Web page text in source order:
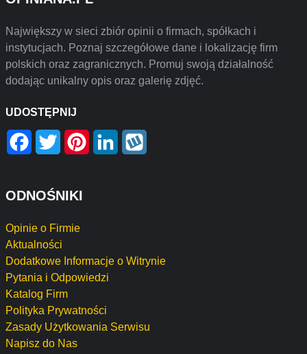
Największy w sieci zbiór opinii o firmach, spółkach i
instytucjach. Poznaj szczegółowe dane i lokalizację firm
polskich oraz zagranicznych. Promuj swoją działalność
dodając unikalny opis oraz galerię zdjęć.
UDOSTĘPNIJ
Facebook
Twitter PinterestLinkedIn
ODNOŚNIKI
Opinie o Firmie
Aktualności
Dodatkowe Informacje o Witrynie
Pytania i Odpowiedzi
Katalog Firm
Polityka Prywatności
Zasady Użytkowania Serwisu
Napisz do Nas